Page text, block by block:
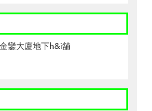
鑾大廈地下h&i舗